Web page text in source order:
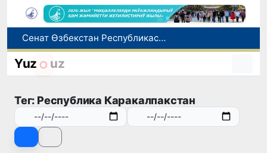
Сенат Өзбекстан Республикасы Президенти Администрациясының ҳуқықый статусы ҳаққындағы Конституциялық нызамды мақуллады
Өзбекстан жас аўыр атлетикашылары Азия чемпионатында биринши медальды қолға киргизди
Елимиз дөретиўшилери өз кәсиби ҳәм мийнети менен мақтанады
Yuz uz
Тег: Республика Каракалпакстан